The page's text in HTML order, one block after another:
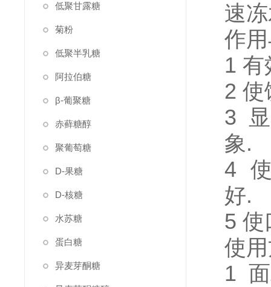
低聚甘露糖
菊粉
低聚半乳糖
阿拉伯糖
β-葡聚糖
赤藓糖醇
聚葡萄糖
D-果糖
D-核糖
水苏糖
蛋白糖
异麦芽酮糖
速
作
1 有
2 使
3 显
象.
4
好.
5 使
使
1